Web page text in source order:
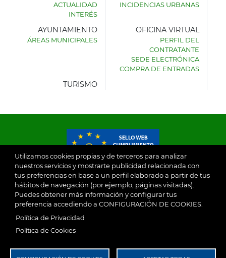
Utilizamos cookies propias y de terceros para analizar
nuestros servicios y mostrarte publicidad relacionada con
tus preferencias en base a un perfil elaborado a partir de tus
hábitos de navegación (por ejemplo, páginas visitadas).
Puedes obtener más información y configurar tus
preferencia accediendo a CONFIGURACIÓN DE COOKIES.
Política de Privacidad
Política de Cookies
AYUNTAMIENTO
ACTUALIDAD
INTERÉS
INCIDENCIAS URBANAS
AYUNTAMIENTO
ÁREAS MUNICIPALES
OFICINA VIRTUAL
PERFIL DEL
CONTRATANTE
SEDE ELECTRÓNICA
COMPRA DE ENTRADAS
TURISMO
© 2026
Ayuntamiento de Villaseca de la Sagra Aviso Legal